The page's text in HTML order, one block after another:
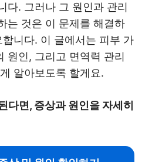
다. 그러나 그 원인과 관리
는 것은 이 문제를 해결하
니다. 이 글에서는 피부 가
원인, 그리고 면역력 관리
알아보도록 할게요.
다면, 증상과 원인을 자세히